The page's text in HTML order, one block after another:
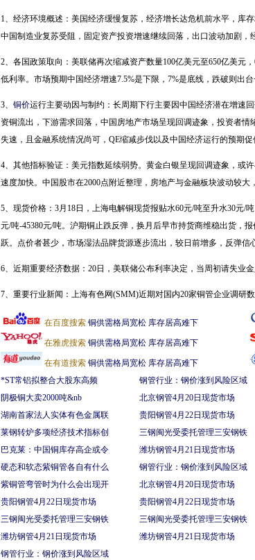
1、经济环境概述：美国经济缓慢复苏，经济增长达危机前水平，库
中国制造业复苏受阻，固定资产投资增速继续回落，出口波动加剧
2、各国政策取向：美联储再次缩减资产数量100亿美元至650亿美元
低利率。市场预期中国经济增速7.5%是下限，7%是底线，跌破则出台
3、 铜价运行主要动因与制约：长周期下行主要因中国经济潜在增速回
资铜流出，下游需求回落，中国房地产市场呈现回调迹象，投资者
失速，且金融系统情况尚可，QE缩减步伐以及中国经济运行的预期促
4、其他指标验证：美元指数延续弱势。黄金白银呈现回调迹象，或
速度加快。中国股市在2000点附近整理，房地产与金融板块波动较大
5、现货价格：3月18日，上海电解铜现货报贴水60元/吨至升水30元/
元/吨-45380元/吨。沪期铜止跌反弹，换月后早市持货商维稳出货，
跃。点价者甚少，市场湿法品牌货源逐步流出，较日前增多，反弹信
6、近期重要经济数据：20日，美联储公布利率决定，当周初请失业金
7、重要行业新闻：上海有色网(SMM)近期对国内20家铜管企业调研
在百度搜索 铜供需格局宽松 库存居高难下
在雅虎搜索 铜供需格局宽松 库存居高难下
在有道搜索 铜供需格局宽松 库存居高难下
*ST常铝拟整合大股东高频
阴极铜大卖2000吨&nb
湖南首家法人实体有色金属联
莱钢转炉多项经济技术指标创
巴克莱：中国铜库存高企或令
硬态和软态紫铜管各自有什么
紫铜管弯管时为什么会出现开
贵阳钢管4月22日现货市场
三钢闽光受委托管理三安钢铁
潍坊钢管4月21日现货市场
钢管行业：钢价涨到风险区域
北京钢管4月20日现货市场
贵阳钢管4月22日现货市场
三钢闽光受委托管理三安钢铁
潍坊钢管4月21日现货市场
钢管行业：钢价涨到风险区域
北京钢管4月20日现货市场
贵阳钢管4月22日现货市场
三钢闽光受委托管理三安钢铁
潍坊钢管4月21日现货市场
钢管行业：钢价涨到风险区域